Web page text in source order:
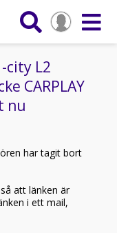
city L2
CARPLAY
nu
har tagit bort
att länken är
i ett mail,